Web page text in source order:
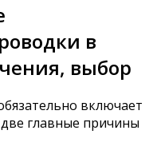
в
выбор
включает
главные причины